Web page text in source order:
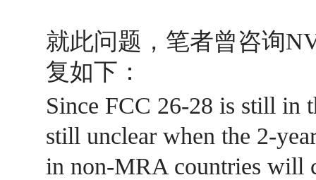
就此问题，笔者曾咨询
复如下：
Since FCC 26-28 is still in
still unclear when the 2-
in non-MRA countries will